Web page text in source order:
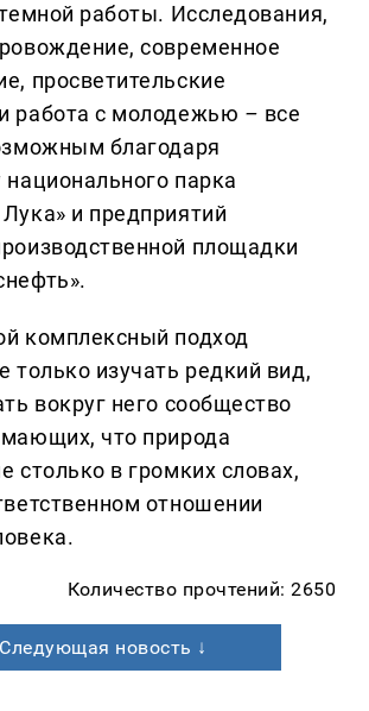
работы. Исследования,
современное
просветительские
работа с молодежью – все
благодаря
национального парка
и предприятий
площадки
комплексный подход
только изучать редкий вид,
вокруг него сообщество
что природа
столько в громких словах,
отношении
Количество прочтений: 2650
Следующая новость ↓